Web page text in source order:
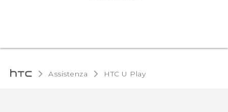
Assistenza HTC U Play‎